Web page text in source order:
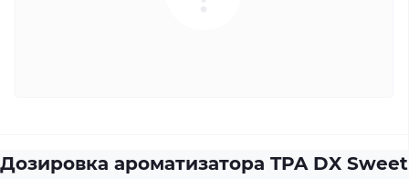
Дозировка ароматизатора TPA DX Sweet